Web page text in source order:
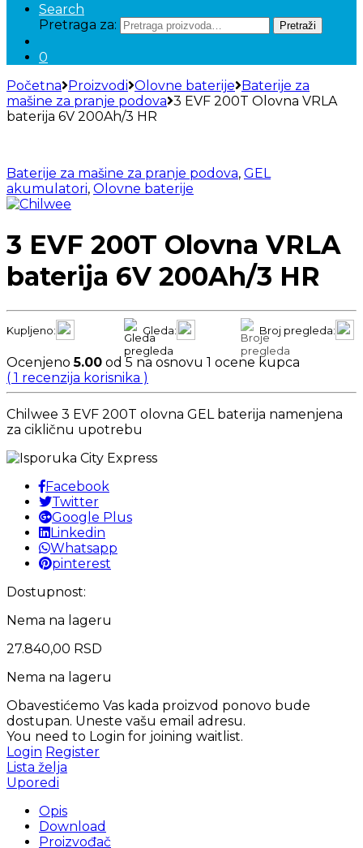
Search
Pretraga za:
Pretraži
0
Početna Proizvodi Olovne baterije Baterije za
mašine za pranje podova 3 EVF 200T Olovna VRLA
baterija 6V 200Ah/3 HR
Baterije za mašine za pranje podova, GEL
akumulatori, Olovne baterije
3 EVF 200T Olovna VRLA
baterija 6V 200Ah/3 HR
Kupljeno: Gleda: Broj pregleda:
Ocenjeno5.00 od 5 na osnovu 1 ocene kupca
( 1 recenzija korisnika )
Chilwee 3 EVF 200T olovna GEL baterija namenjena
za cikličnu upotrebu
Facebook
Twitter
Google Plus
Linkedin
Whatsapp
pinterest
Dostupnost:
Nema na lageru
27.840,00 RSD
Nema na lageru
Obavestićemo Vas kada proizvod ponovo bude
dostupan. Uneste vašu email adresu.
You need to Login for joining waitlist.
Login Register
Lista želja
Uporedi
Opis
Download
Proizvođač